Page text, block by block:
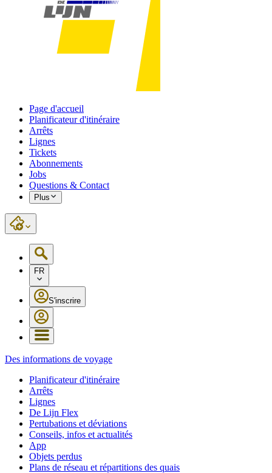
Page d'accueil
Planificateur d'itinéraire
Arrêts
Lignes
Tickets
Abonnements
Jobs
Questions & Contact
Plus
FR
S'inscrire
Des informations de voyage
Planificateur d'itinéraire
Arrêts
Lignes
De Lijn Flex
Pertubations et déviations
Conseils, infos et actualités
App
Objets perdus
Plans de réseau et répartitions des quais